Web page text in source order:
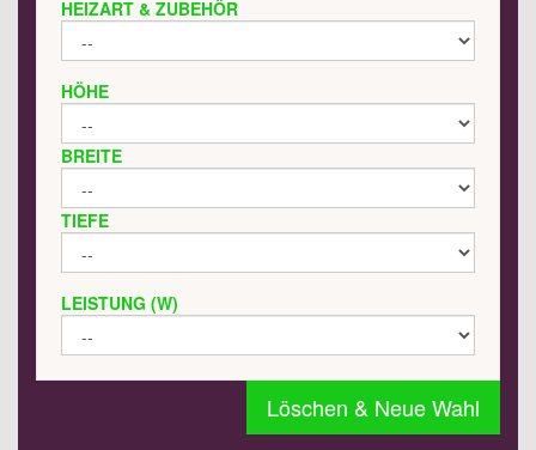
HEIZART & ZUBEHÖR
HÖHE
BREITE
TIEFE
LEISTUNG (W)
Löschen & Neue Wahl